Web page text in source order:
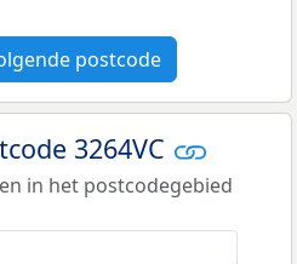
postcode
3264VC
in het postcodegebied